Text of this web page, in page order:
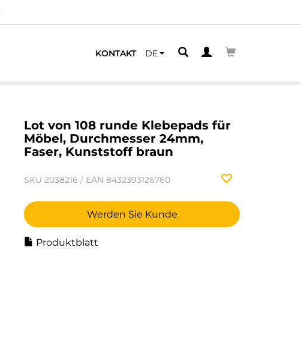
KONTAKT DE
Lot von 108 runde Klebepads für
Möbel, Durchmesser 24mm,
Faser, Kunststoff braun
SKU 2038216 / EAN 8432393126760
Werden Sie Kunde
Produktblatt